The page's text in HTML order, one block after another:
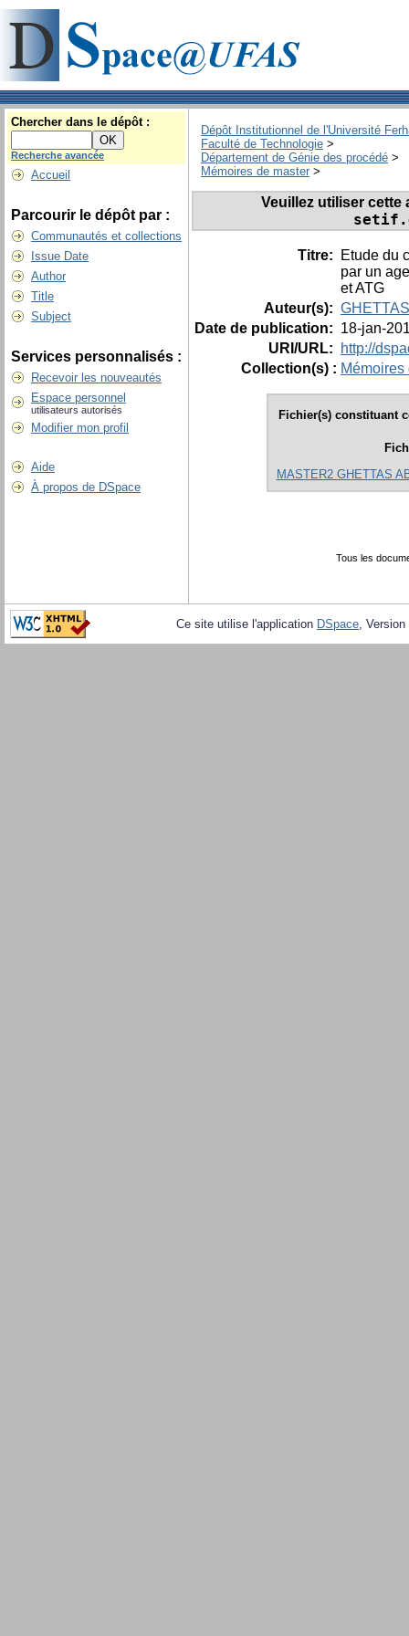
Chercher dans le dépôt :
Recherche avancée
Accueil
Parcourir le dépôt par :
Communautés et collections
Issue Date
Author
Title
Subject
Services personnalisés :
Recevoir les nouveautés
Espace personnel
utilisateurs autorisés
Modifier mon profil
Aide
À propos de DSpace
Dépôt Institutionnel de l'Université
Faculté de Technologie >
Département de Génie des procédé >
Mémoires de master >
Veuillez utiliser
Titre:
Etude du
par un
et ATG
Auteur(s):
Date de publication: 18-jan-
URI/URL:
http://
Collection(s) : Mémoires
Fichier(s) constituant
MASTER2 GHETTAS
Tous les
Ce site utilise l'application DSpace,